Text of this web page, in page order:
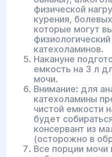
физической
курения,
которые могут
катехоламинов.
Накануне
емкость на 3 л
мочи.
Внимание: для
катехоламины
чистой емкости
будет
консервант из
(осторожно в
Все порции мочи